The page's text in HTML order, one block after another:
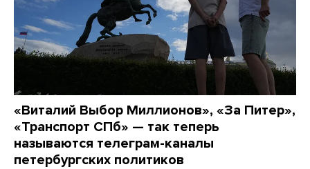
«Виталий Выбор Миллионов», «За Питер»,
«Транспорт СПб» — так теперь
называются телеграм-каналы
петербургских политиков